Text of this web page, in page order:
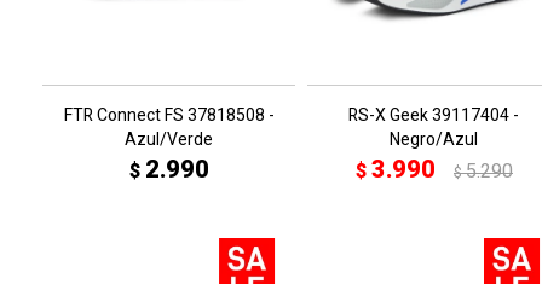
FTR Connect FS 37818508 -
Azul/Verde
$ 2.990
RS-X Geek 39117404 -
Negro/Azul
$3.990 $5.290